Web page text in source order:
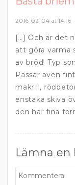
2016-02-04 at 14:16
[…] Och är det
att göra varma
av bröd! Typ
Passar även
makrill,
enstaka skiva
den här fina
Lämna